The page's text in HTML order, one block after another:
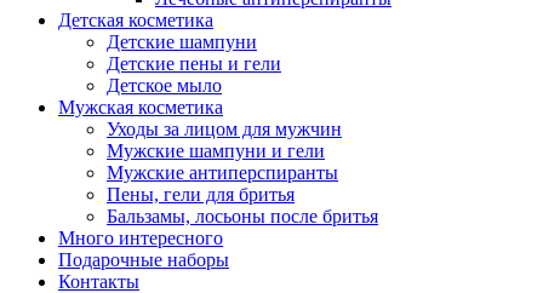
Детская косметика
Детские шампуни
Детские пены и гели
Детское мыло
Мужская косметика
Уходы за лицом для мужчин
Мужские шампуни и гели
Мужские антиперспиранты
Пены, гели для бритья
Бальзамы, лосьоны после бритья
Много интересного
Подарочные наборы
Контакты